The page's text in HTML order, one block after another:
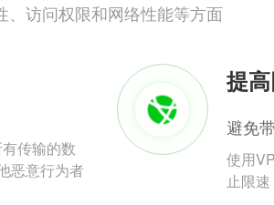
访问权限和网络性能等方面
传输的数
恶意行为者
提
避免
使用
止限